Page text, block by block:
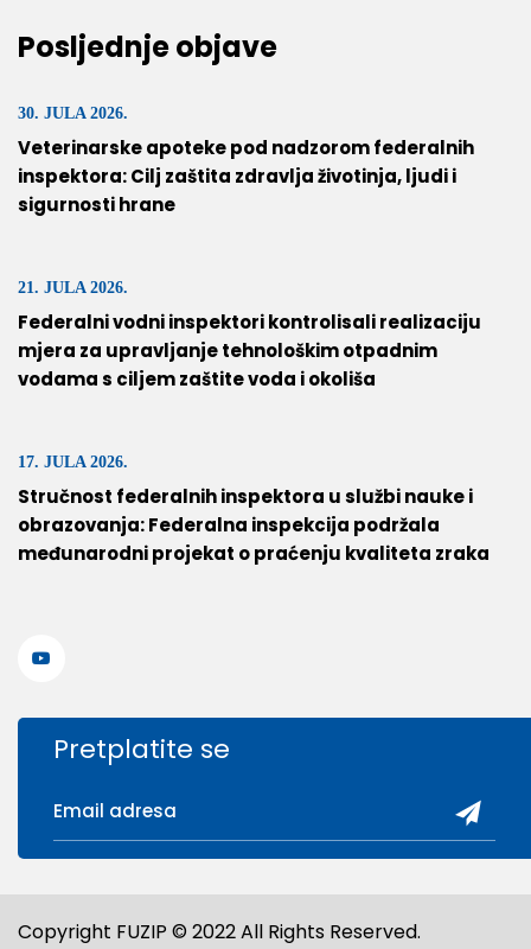
Posljednje objave
30. JULA 2026.
Veterinarske apoteke pod nadzorom federalnih
inspektora: Cilj zaštita zdravlja životinja, ljudi i
sigurnosti hrane
21. JULA 2026.
Federalni vodni inspektori kontrolisali realizaciju
mjera za upravljanje tehnološkim otpadnim
vodama s ciljem zaštite voda i okoliša
17. JULA 2026.
Stručnost federalnih inspektora u službi nauke i
obrazovanja: Federalna inspekcija podržala
međunarodni projekat o praćenju kvaliteta zraka
Pretplatite se
Copyright FUZIP © 2022 All Rights Reserved.